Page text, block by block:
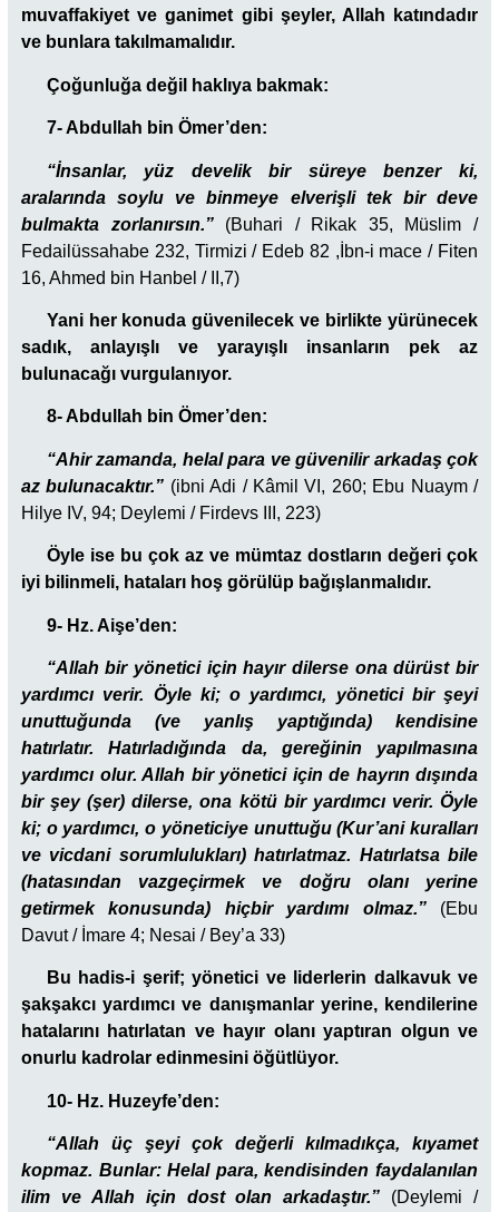
muvaffakiyet ve ganimet gibi şeyler, Allah katındadır
ve bunlara takılmamalıdır.
Çoğunluğa değil haklıya bakmak:
7- Abdullah bin Ömer’den:
“İnsanlar, yüz develik bir süreye benzer ki,
aralarında soylu ve binmeye elverişli tek bir deve
bulmakta zorlanırsın.”(Buhari / Rikak 35, Müslim /
Fedailüssahabe 232, Tirmizi / Edeb 82 ,İbn-i mace / Fiten
16, Ahmed bin Hanbel / II,7)
Yani her konuda güvenilecek ve birlikte yürünecek
sadık, anlayışlı ve yarayışlı insanların pek az
bulunacağı vurgulanıyor.
8- Abdullah bin Ömer’den:
“Ahir zamanda, helal para ve güvenilir arkadaş çok
az bulunacaktır.” (ibni Adi / Kâmil VI, 260; Ebu Nuaym /
Hilye IV, 94; Deylemi / Firdevs III, 223)
Öyle ise bu çok az ve mümtaz dostların değeri çok
iyi bilinmeli, hataları hoş görülüp bağışlanmalıdır.
9- Hz. Aişe’den:
“Allah bir yönetici için hayır dilerse ona dürüst bir
yardımcı verir. Öyle ki; o yardımcı, yönetici bir şeyi
unuttuğunda (ve yanlış yaptığında) kendisine
hatırlatır. Hatırladığında da, gereğinin yapılmasına
yardımcı olur. Allah bir yönetici için de hayrın dışında
bir şey (şer) dilerse, ona kötü bir yardımcı verir. Öyle
ki; o yardımcı, o yöneticiye unuttuğu (Kur’ani kuralları
ve vicdani sorumlulukları) hatırlatmaz. Hatırlatsa bile
(hatasından vazgeçirmek ve doğru olanı yerine
getirmek konusunda) hiçbir yardımı olmaz.”
(Ebu
Davut / İmare 4; Nesai / Bey’a 33)
Bu hadis-i şerif; yönetici ve liderlerin dalkavuk ve
şakşakcı yardımcı ve danışmanlar yerine, kendilerine
hatalarını hatırlatan ve hayır olanı yaptıran olgun ve
onurlu kadrolar edinmesini öğütlüyor.
10- Hz. Huzeyfe’den:
“Allah üç şeyi çok değerli kılmadıkça, kıyamet
kopmaz. Bunlar: Helal para, kendisinden faydalanılan
ilim ve Allah için dost olan arkadaştır.” (Deylemi /